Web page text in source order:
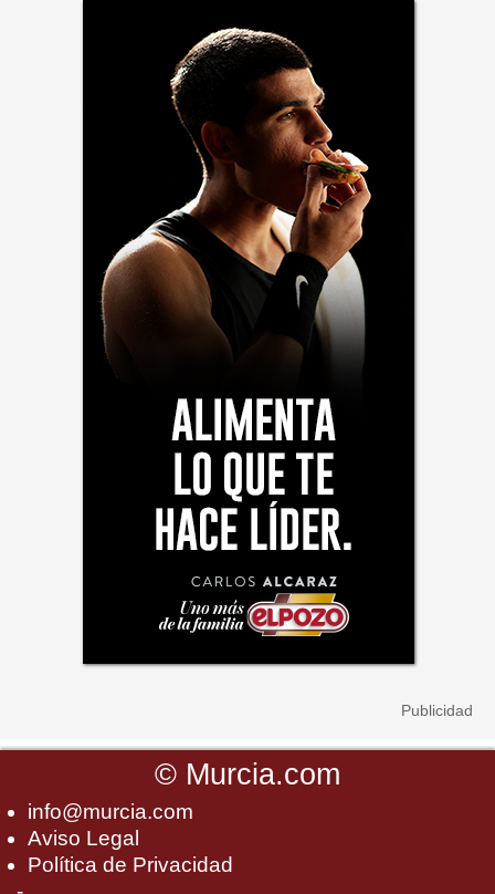
© Murcia.com
info@murcia.com
Aviso Legal
Política de Privacidad